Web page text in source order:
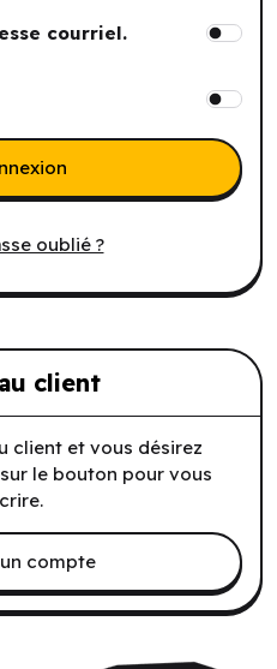
courriel.
oublié ?
client
client et vous désirez
le bouton pour vous
compte